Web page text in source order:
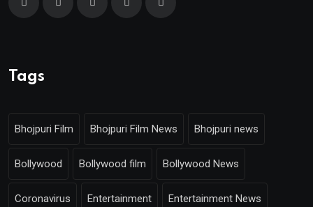
Tags
Bhojpuri Film Bhojpuri Film News Bhojpuri news
Bollywood Bollywood film Bollywood News
Coronavirus Entertainment Entertainment News